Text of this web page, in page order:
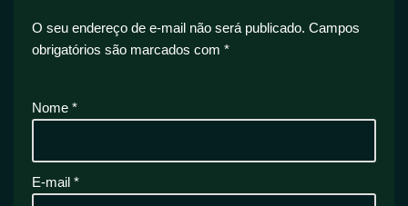
O seu endereço de e-mail não será publicado. Campos
obrigatórios são marcados com *
Nome *
E-mail *